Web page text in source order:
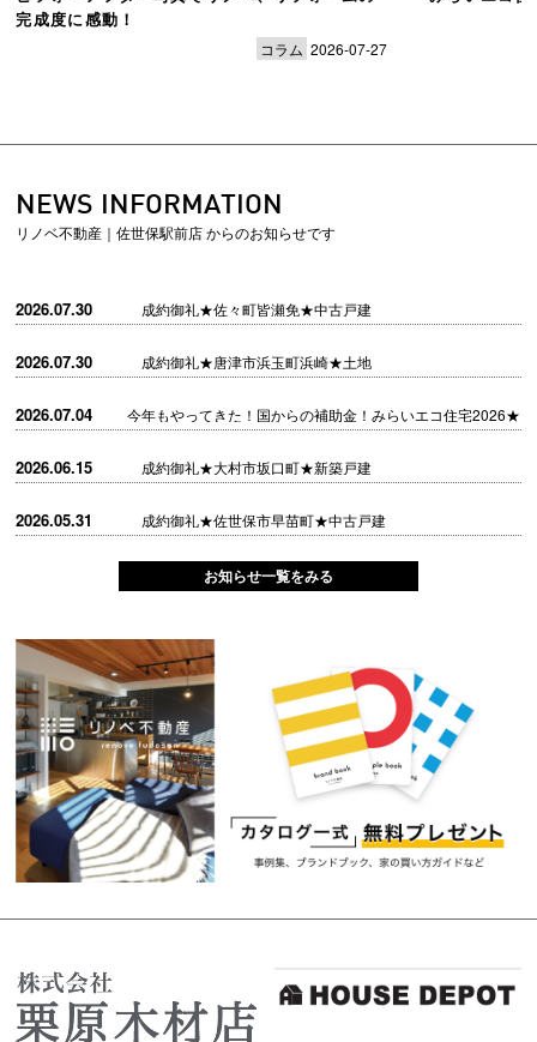
完成度に感動！
コラム 2026-07-27
NEWS INFORMATION
リノベ不動産｜佐世保駅前店 からのお知らせです
2026.07.30 成約御礼★佐々町皆瀬免★中古戸建
2026.07.30 成約御礼★唐津市浜玉町浜崎★土地
2026.07.04 今年もやってきた！国からの補助金！みらいエコ住宅2026★
2026.06.15 成約御礼★大村市坂口町★新築戸建
2026.05.31 成約御礼★佐世保市早苗町★中古戸建
お知らせ一覧をみる